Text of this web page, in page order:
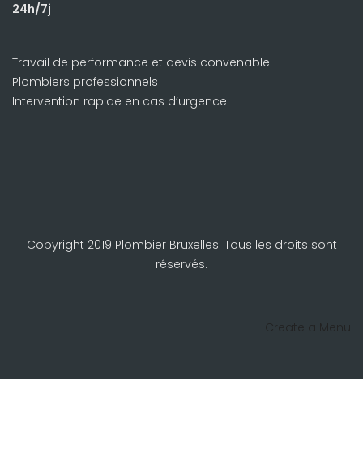
24h/7j
Travail de performance et devis convenable
Plombiers professionnels
Intervention rapide en cas d’urgence
Copyright 2019 Plombier Bruxelles. Tous les droits sont
réservés.
Create a Menu